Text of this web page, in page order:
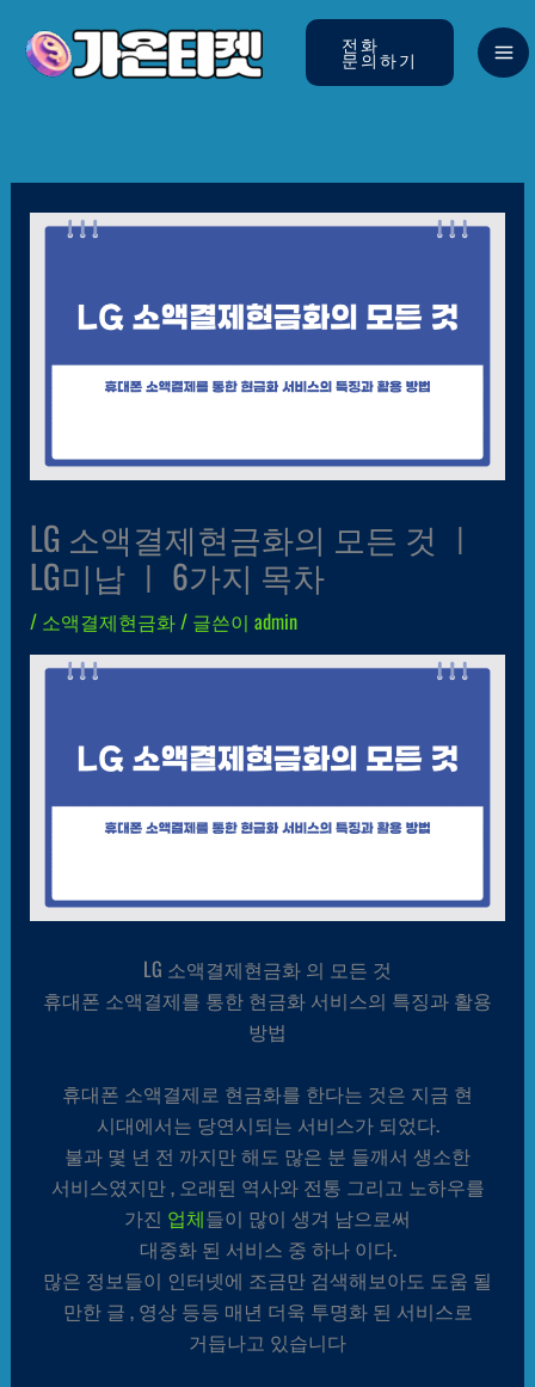
건너뛰기
전화
문의하기
LG 소액결제현금화의 모든 것 ㅣ
LG미납 ㅣ 6가지 목차
/ 소액결제현금화/ 글쓴이admin
LG 소액결제현금화 의 모든 것
휴대폰 소액결제를 통한 현금화 서비스의 특징과 활용
방법
휴대폰 소액결제로 현금화를 한다는 것은 지금 현
시대에서는 당연시되는 서비스가 되었다.
불과 몇 년 전 까지만 해도 많은 분 들깨서 생소한
서비스였지만 , 오래된 역사와 전통 그리고 노하우를
가진 업체들이 많이 생겨 남으로써
대중화 된 서비스 중 하나 이다.
많은 정보들이 인터넷에 조금만 검색해보아도 도움 될
만한 글 , 영상 등등 매년 더욱 투명화 된 서비스로
거듭나고 있습니다